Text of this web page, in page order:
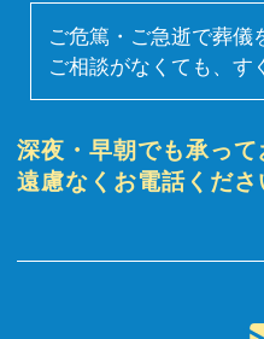
ご危篤・ご急逝で葬儀
ご相談がなくても、す
深夜・早朝でも承って
遠慮なくお電話くださ